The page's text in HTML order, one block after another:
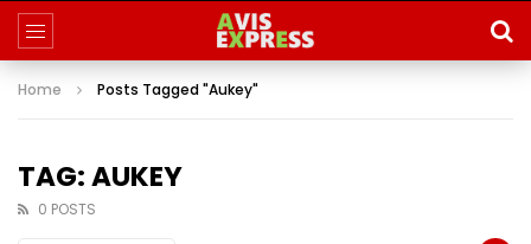
Home Posts Tagged "Aukey"
TAG: AUKEY
0 POSTS